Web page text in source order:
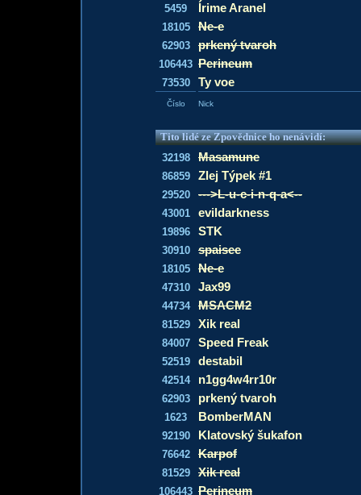
5459 Írime Aranel
18105 Ne-e
62903 prkený tvaroh
106443 Perineum
73530 Ty voe
Číslo Nick
Tito lidé ze Zpovědnice ho nenávidí:
32198
Masamune
86859 Zlej Týpek #1
29520 --->L-u-c-i-n-q-a<--
43001 evildarkness
19896 STK
30910 spaisee
18105 Ne-e
47310 Jax99
44734 MSACM2
81529 Xik real
84007 Speed Freak
52519 destabil
42514 n1gg4w4rr10r
62903 prkený tvaroh
1623 BomberMAN
92190 Klatovský šukafon
76642 Karpof
81529 Xik real
106443 Perineum